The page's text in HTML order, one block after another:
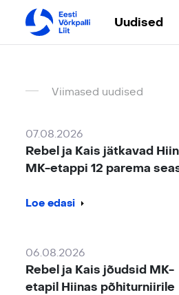
Uudised
Viimased uudised
07.08.2026
Rebel ja Kais jätkavad
MK-etappi 12 parema
Loe edasi
06.08.2026
Rebel ja Kais jõudsid MK-
etapil Hiinas põhiturniirile